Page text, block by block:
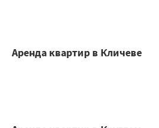
Аренда квартир в Кличеве